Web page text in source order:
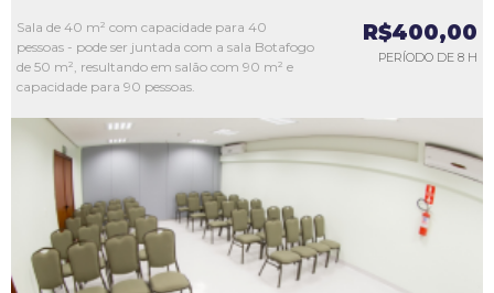
Sala de 40 m² com capacidade para 40
pessoas - pode ser juntada com a sala Botafogo
de 50 m², resultando em salão com 90 m² e
capacidade para 90 pessoas.
R$400,00
PERÍODO DE 8 H
L1
L2
L3
L4